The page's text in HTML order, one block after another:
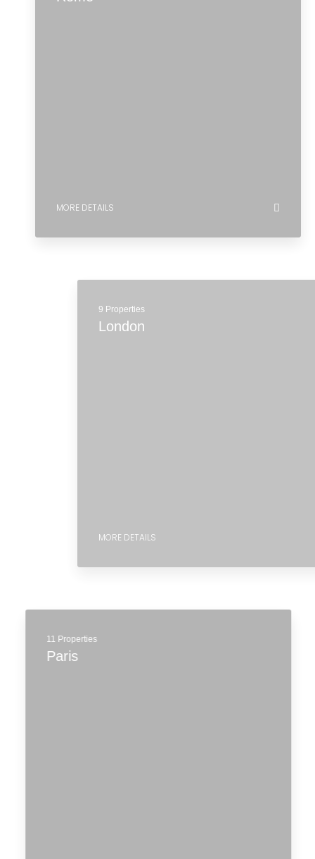
MORE DETAILS
MORE DETAILS
11 Properties
Paris